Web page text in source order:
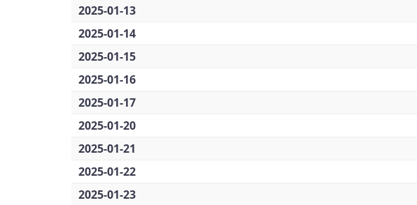
2025-01-13
2025-01-14
2025-01-15
2025-01-16
2025-01-17
2025-01-20
2025-01-21
2025-01-22
2025-01-23